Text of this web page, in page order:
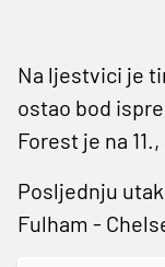
Na ljestvici je
ostao bod
Forest je na
Posljednju
Fulham -